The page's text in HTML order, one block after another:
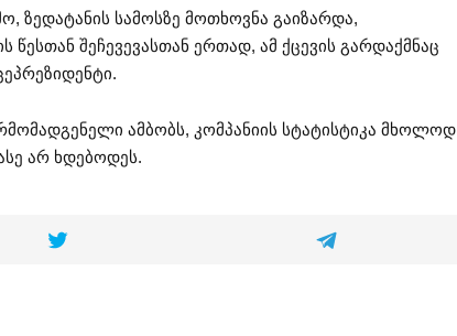
ზედატანის სამოსზე მოთხოვნა გაიზარდა,
შეჩევევასთან ერთად, ამ ქცევის გარდაქმნაც
ამბობს, კომპანიის სტატისტიკა მხოლოდ
არ ხდებოდეს.